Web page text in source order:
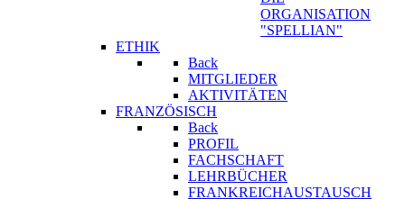
ORGANISATION
"SPELLIAN"
ETHIK
Back
MITGLIEDER
AKTIVITÄTEN
FRANZÖSISCH
Back
PROFIL
FACHSCHAFT
LEHRBÜCHER
FRANKREICHAUSTAUSCH